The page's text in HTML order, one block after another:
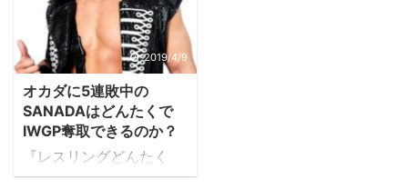
2019 後藤はどこへ行っ
てしまうのでしょうか？
2014年に発言した「荒武
者革命」と共にわれらが
殿の行 ...
す。（最初だけの意気込
み） 2021年1月4日東京
ドームのメインで、遂に
飯伏幸太選手が二冠王者
になりました。 G1二連
覇したのにIWGPを獲れ
ないってのはおかしいで
すよね。過去のG1覇者も
2019/4/9
オカダに5連敗中の
SANADAはどんたくで
IWGP奪取できるのか？
『レスリングどんたく
2019』のカードが決まっ